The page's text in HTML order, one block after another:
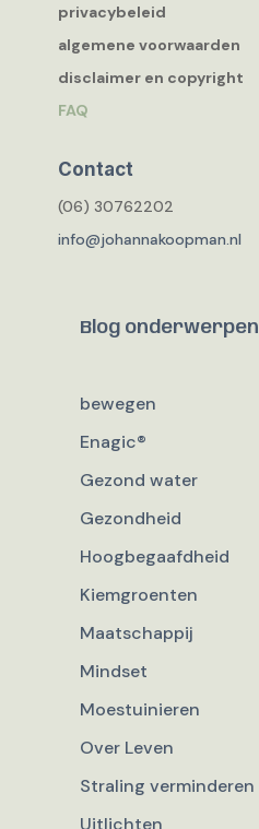
privacybeleid
algemene voorwaarden
disclaimer en copyright
FAQ
Contact
(06) 30762202
info@johannakoopman.nl
Blog onderwerpen
bewegen
Enagic®
Gezond water
Gezondheid
Hoogbegaafdheid
Kiemgroenten
Maatschappij
Mindset
Moestuinieren
Over Leven
Straling verminderen
Uitlichten